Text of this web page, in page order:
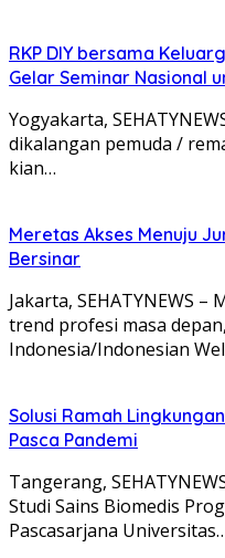
RKP DIY bersama
Gelar Seminar Nasional
Yogyakarta,
dikalangan pemuda /
kian…
Meretas Akses Menuju
Bersinar
Jakarta, SEHATYNEWS
trend profesi masa
Indonesia/Indonesian
Solusi Ramah
Pasca Pandemi
Tangerang,
Studi Sains Biomedis
Pascasarjana